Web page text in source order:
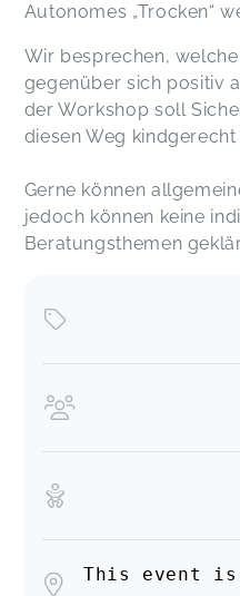
Autonomes „Trocken“
Wir besprechen,
gegenüber sich positiv
der Workshop soll
diesen Weg
Gerne können
jedoch können keine
Beratungsthemen
This event